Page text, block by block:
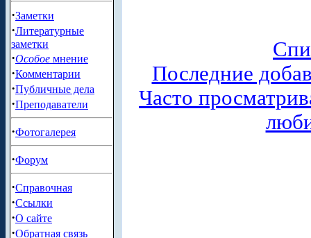
·Заметки
·Литературные
заметки
·Особое мнение
·Комментарии
·Публичные дела
·Преподаватели
·Фотогалерея
·Форум
·Справочная
·Ссылки
·О сайте
·Обратная связь
Последние
Часто